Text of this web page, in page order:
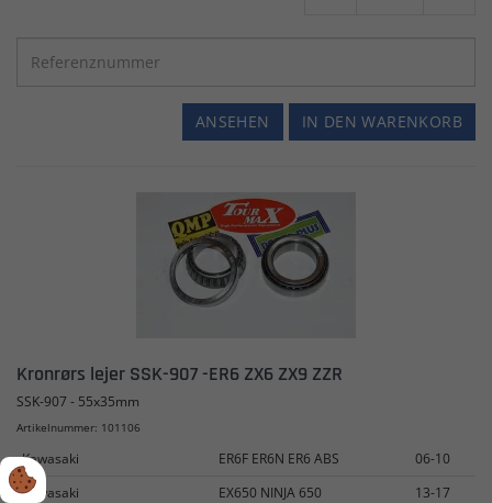
IN DEN WARENKORB
ANSEHEN
Kronrørs lejer SSK-907 -ER6 ZX6 ZX9 ZZR
SSK-907 - 55x35mm
Artikelnummer: 101106
Kawasaki ER6F ER6N ER6 ABS
06-10
Kawasaki
EX650 NINJA 650 13-17